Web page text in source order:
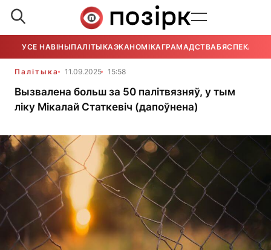
УСЕ НАВІНЫПАЛІТЫКАЭКАНОМІКАГРАМАДСТВАБЯСПЕКА
Палітыка 11.09.2025 15:58
Вызвалена больш за 50 палітвязняў, у тым
ліку Мікалай Статкевіч (дапоўнена)